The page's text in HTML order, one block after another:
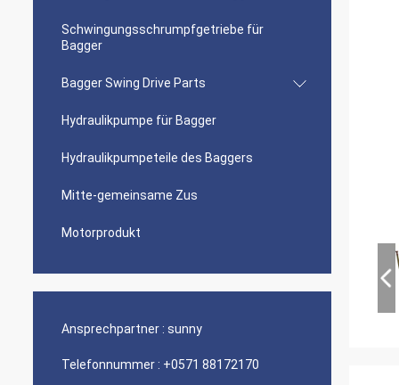
Schwingungsschrumpfgetriebe für
Bagger
Bagger Swing Drive Parts
Hydraulikpumpe für Bagger
Hydraulikpumpeteile des Baggers
Mitte-gemeinsame Zus
Motorprodukt
Ansprechpartner : sunny
Telefonnummer : +0571 88172170